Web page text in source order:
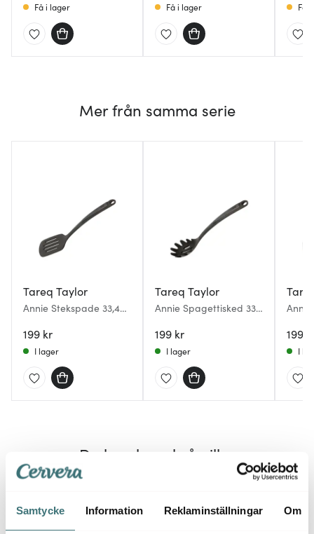
Samtycke Information Reklaminställningar Om
Få i lager Få i lager Få
Mer från samma serie
Tareq Taylor
Annie Stekspade 33,4
199 kr
I lager
Tareq Taylor
Annie Spagettisked 33,2
199 kr
I lager
199
I
Du kanske också gillar